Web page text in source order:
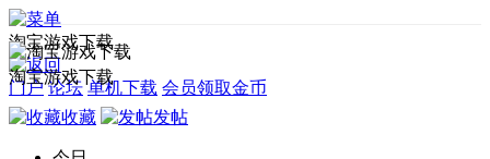
淘宝游戏下载
门户 论坛 单机下载 会员领取金币
淘宝游戏下载
收藏 发帖